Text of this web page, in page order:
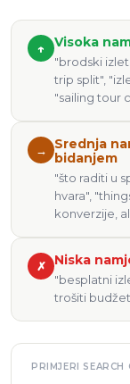
↑ Visoka
"brodski
trip split",
"sailing tour
→
Srednja
bidanjem
"što raditi u
hvara",
konverzije,
✗ Niska
"besplatni
trošiti
PRIMJERI